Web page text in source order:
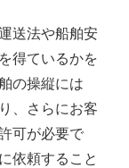
送法や船舶安
得ているかを
の操縦には
、さらにお客
可が必要で
依頼すること